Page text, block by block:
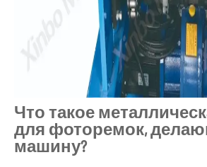
Что такое
для фоторемок,
машину?